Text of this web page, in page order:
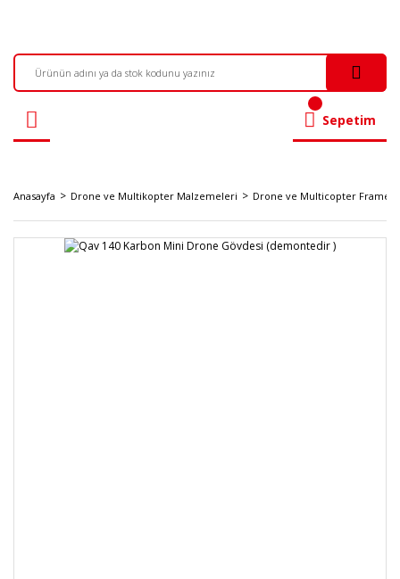
Sepetim
Anasayfa Drone ve Multikopter Malzemeleri Drone ve Multicopter Frame